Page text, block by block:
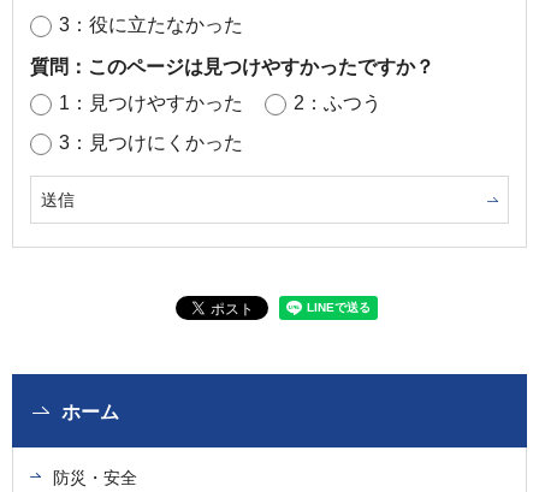
3：役に立たなかった
質問：このページは見つけやすかったですか？
1：見つけやすかった
2：ふつう
3：見つけにくかった
ホーム
防災・安全